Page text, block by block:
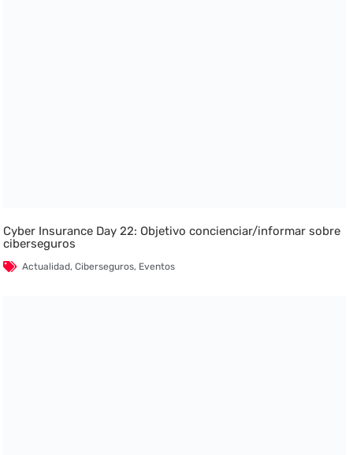
Cyber Insurance Day 22: Objetivo concienciar/informar sobre
ciberseguros
Actualidad,Ciberseguros, Eventos